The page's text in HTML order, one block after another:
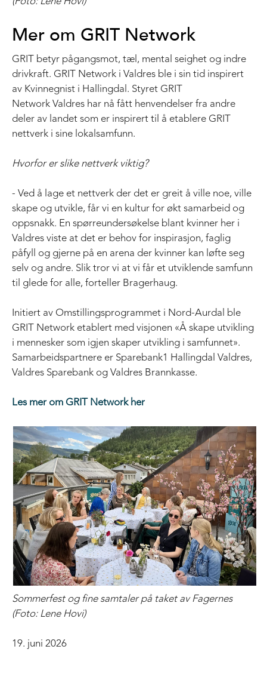
Mer om GRIT Network
GRIT betyr pågangsmot, tæl, mental seighet og indre
drivkraft. GRIT Network i Valdres ble i sin tid inspirert
av Kvinnegnist i Hallingdal. Styret GRIT
Network Valdres har nå fått henvendelser fra andre
deler av landet som er inspirert til å etablere GRIT
nettverk i sine lokalsamfunn.
Hvorfor er slike nettverk viktig?
- Ved å lage et nettverk der det er greit å ville noe, ville
skape og utvikle, får vi en kultur for økt samarbeid og
oppsnakk. En spørreundersøkelse blant kvinner her i
Valdres viste at det er behov for inspirasjon, faglig
påfyll og gjerne på en arena der kvinner kan løfte seg
selv og andre. Slik tror vi at vi får et utviklende samfunn
til glede for alle, forteller Bragerhaug.
Initiert av Omstillingsprogrammet i Nord-Aurdal ble
GRIT Network etablert med visjonen «Å skape utvikling
i mennesker som igjen skaper utvikling i samfunnet».
Samarbeidspartnere er Sparebank1 Hallingdal Valdres,
Valdres Sparebank og Valdres Brannkasse.
Les mer om GRIT Network her
Sommerfest og fine samtaler på taket av Fagernes
(Foto: Lene Hovi)
19. juni 2026